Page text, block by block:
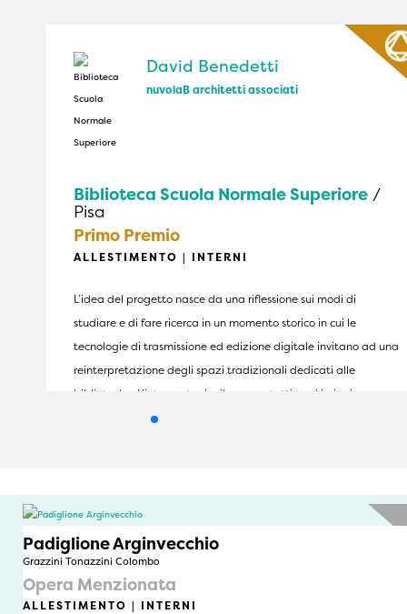
David Benedetti
nuvolaB architetti associati
Biblioteca Scuola Normale Superiore /
Pisa
Primo Premio
ALLESTIMENTO | INTERNI
L’idea del progetto nasce da una riflessione sui modi di
studiare e di fare ricerca in un momento storico in cui le
tecnologie di trasmissione ed edizione digitale invitano ad una
reinterpretazione degli spazi tradizionali dedicati alle
biblioteche. L’intervento si sviluppa su tutti e sei i piani
dell’edificio, per una superficie totale di circa 2000 m2. Scopo
Padiglione Arginvecchio
Grazzini Tonazzini Colombo
Opera Menzionata
ALLESTIMENTO | INTERNI